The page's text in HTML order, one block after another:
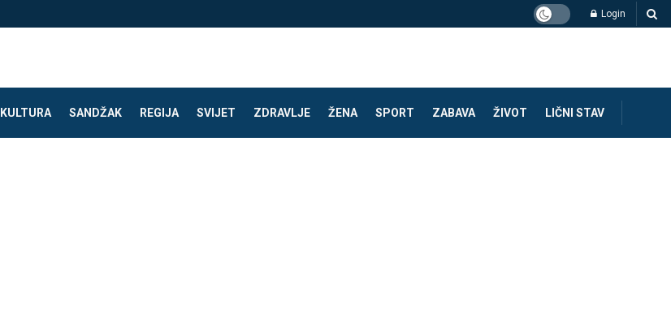
Login
KULTURA SANDŽAK REGIJA SVIJET ZDRAVLJE ŽENA SPORT ZABAVA ŽIVOT LIČNI STAV